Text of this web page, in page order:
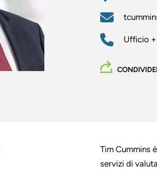
Ufficio
Tim Cummins
servizi di